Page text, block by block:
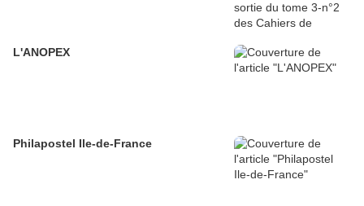
L'ANOPEX
Philapostel Ile-de-France